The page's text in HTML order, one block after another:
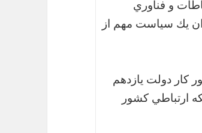
و فناوري
يك سياست مهم از
كار دولت يازدهم
ارتباطي كشور